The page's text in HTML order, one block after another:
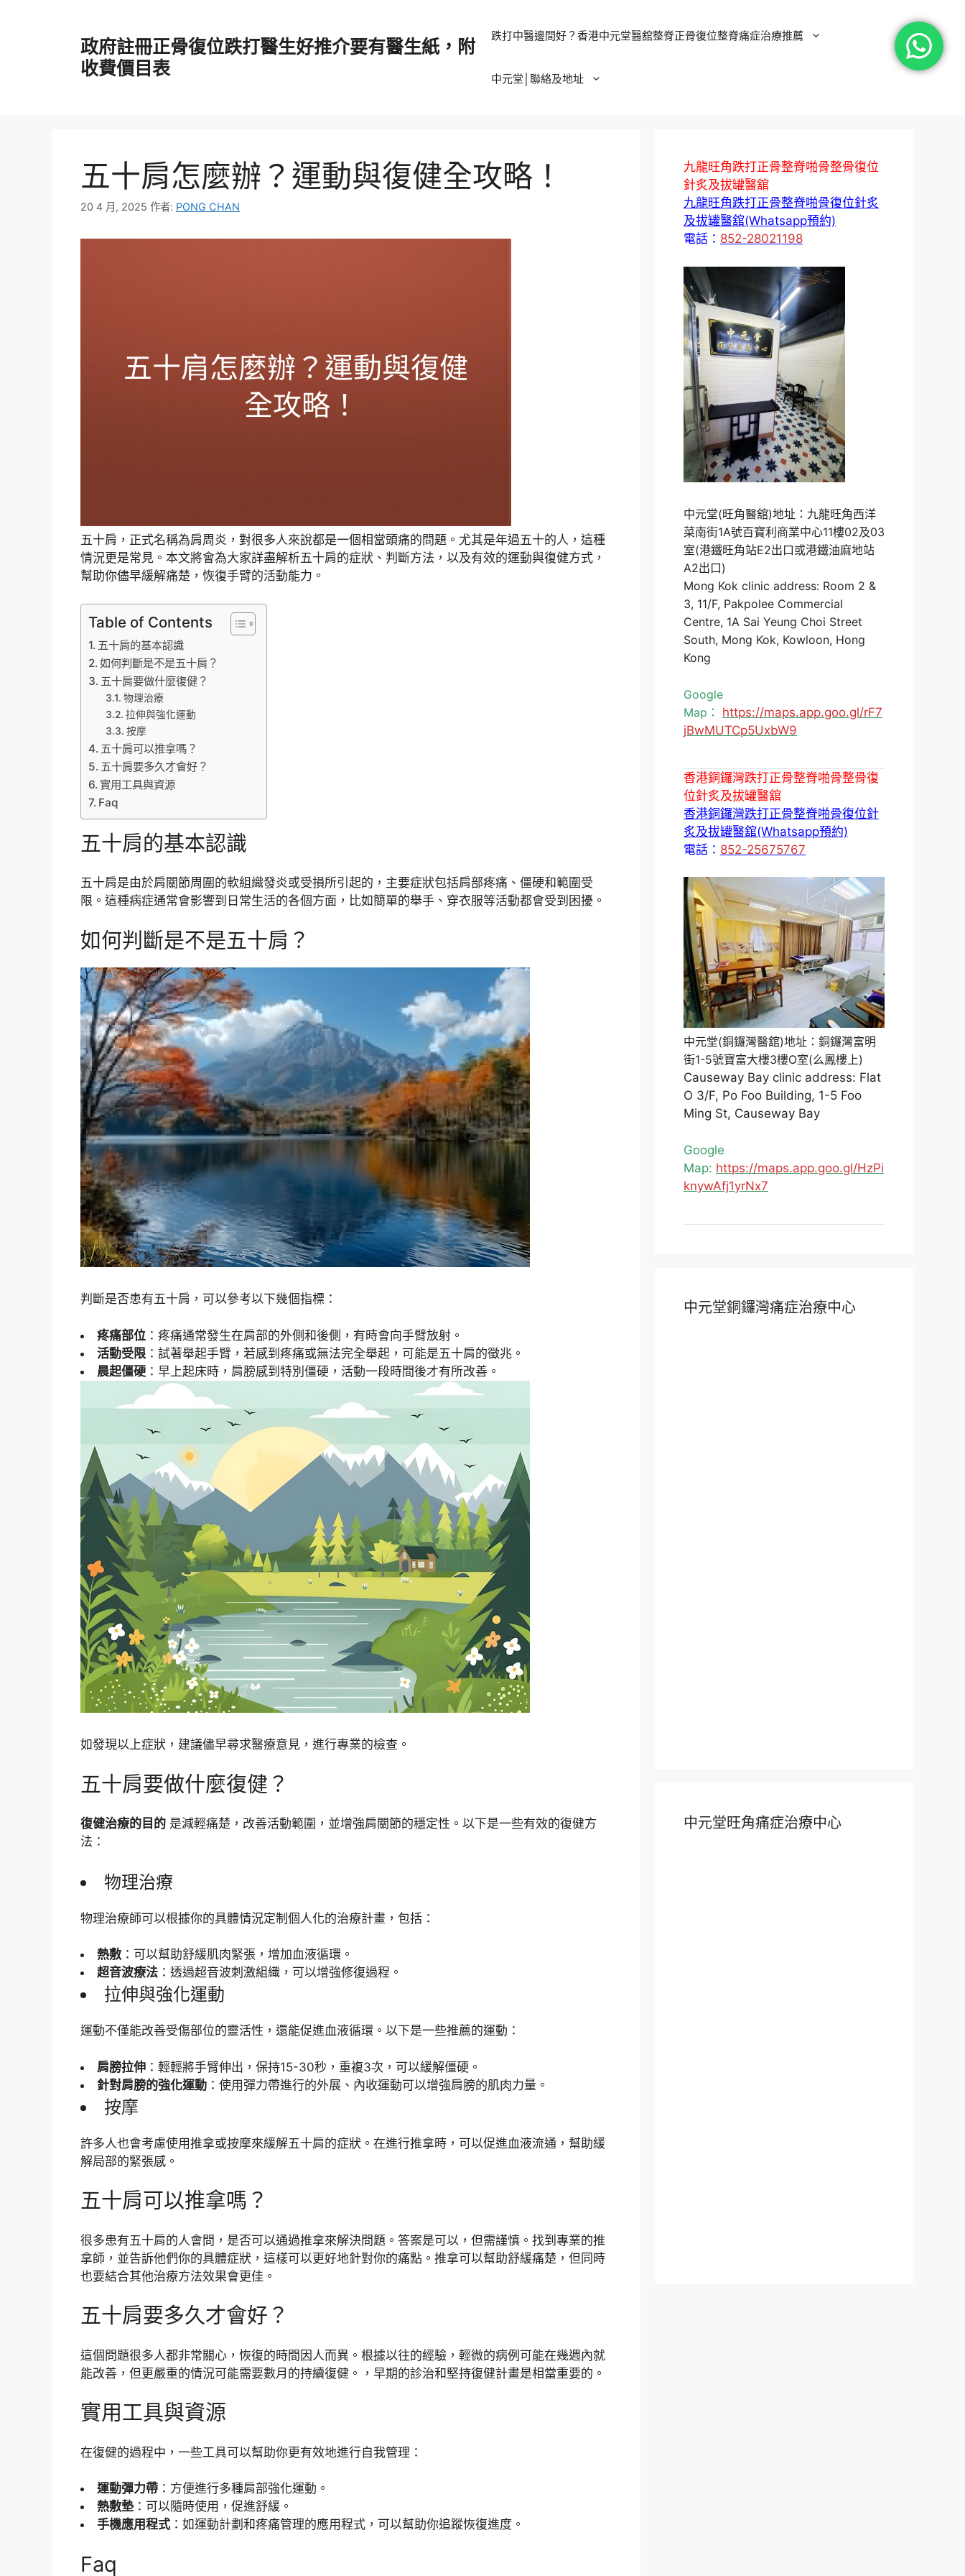
政府註冊正骨復位跌打醫生好推介要有醫生紙，附
收費價目表
跌打中醫邊間好？香港中元堂醫舘整脊正骨復位整脊痛症治療推薦
中元堂│聯絡及地址
五十肩怎麼辦？運動與復健全攻略！
20 4 月, 2025 作者: PONG CHAN
五十肩，正式名稱為肩周炎，對很多人來說都是一個相當頭痛的問題。尤其是年過五十的人，這種
情況更是常見。本文將會為大家詳盡解析五十肩的症狀、判斷方法，以及有效的運動與復健方式，
幫助你儘早緩解痛楚，恢復手臂的活動能力。
Table of Contents
五十肩的基本認識
如何判斷是不是五十肩？
五十肩要做什麼復健？
物理治療
拉伸與強化運動
按摩
五十肩可以推拿嗎？
五十肩要多久才會好？
實用工具與資源
Faq
五十肩的基本認識
五十肩是由於肩關節周圍的軟組織發炎或受損所引起的，主要症狀包括肩部疼痛、僵硬和範圍受
限。這種病症通常會影響到日常生活的各個方面，比如簡單的舉手、穿衣服等活動都會受到困擾。
如何判斷是不是五十肩？
判斷是否患有五十肩，可以參考以下幾個指標：
疼痛部位 ：疼痛通常發生在肩部的外側和後側，有時會向手臂放射。
活動受限 ：試著舉起手臂，若感到疼痛或無法完全舉起，可能是五十肩的徵兆。
晨起僵硬 ：早上起床時，肩膀感到特別僵硬，活動一段時間後才有所改善。
如發現以上症狀，建議儘早尋求醫療意見，進行專業的檢查。
五十肩要做什麼復健？
復健治療的目的 是減輕痛楚，改善活動範圍，並增強肩關節的穩定性。以下是一些有效的復健方
法：
物理治療
物理治療師可以根據你的具體情況定制個人化的治療計畫，包括：
熱敷 ：可以幫助舒緩肌肉緊張，增加血液循環。
超音波療法 ：透過超音波刺激組織，可以增強修復過程。
拉伸與強化運動
運動不僅能改善受傷部位的靈活性，還能促進血液循環。以下是一些推薦的運動：
肩膀拉伸 ：輕輕將手臂伸出，保持15-30秒，重複3次，可以緩解僵硬。
針對肩膀的強化運動 ：使用彈力帶進行的外展、內收運動可以增強肩膀的肌肉力量。
按摩
許多人也會考慮使用推拿或按摩來緩解五十肩的症狀。在進行推拿時，可以促進血液流通，幫助緩
解局部的緊張感。
五十肩可以推拿嗎？
很多患有五十肩的人會問，是否可以通過推拿來解決問題。答案是可以，但需謹慎。找到專業的推
拿師，並告訴他們你的具體症狀，這樣可以更好地針對你的痛點。推拿可以幫助舒緩痛楚，但同時
也要結合其他治療方法效果會更佳。
五十肩要多久才會好？
這個問題很多人都非常關心，恢復的時間因人而異。根據以往的經驗，輕微的病例可能在幾週內就
能改善，但更嚴重的情況可能需要數月的持續復健。，早期的診治和堅持復健計畫是相當重要的。
實用工具與資源
在復健的過程中，一些工具可以幫助你更有效地進行自我管理：
運動彈力帶 ：方便進行多種肩部強化運動。
熱敷墊 ：可以隨時使用，促進舒緩。
手機應用程式 ：如運動計劃和疼痛管理的應用程式，可以幫助你追蹤恢復進度。
Faq
九龍旺角跌打正骨整脊啪骨整骨復位
針炙及拔罐醫舘
九龍旺角跌打正骨整脊啪骨復位針炙
及拔罐醫舘(Whatsapp預約)
電話： 852-28021198
中元堂(旺角醫舘)地址：九龍旺角西洋
菜南街1A號百寶利商業中心11樓02及03
室(港鐵旺角站E2出口或港鐵油麻地站
A2出口)
Mong Kok clinic address: Room 2 &
3, 11/F, Pakpolee Commercial
Centre, 1A Sai Yeung Choi Street
South, Mong Kok, Kowloon, Hong
Kong
Google
Map： https://maps.app.goo.gl/rF7
jBwMUTCp5UxbW9
香港銅鑼灣跌打正骨整脊啪骨整骨復
位針炙及拔罐醫舘
香港銅鑼灣跌打正骨整脊啪骨復位針
炙及拔罐醫舘(Whatsapp預約)
電話： 852-25675767
中元堂(銅鑼灣醫舘)地址：銅鑼灣富明
街1-5號寶富大樓3樓O室(么鳳樓上)
Causeway Bay clinic address: Flat
O 3/F, Po Foo Building, 1-5 Foo
Ming St, Causeway Bay
Google
Map: https://maps.app.goo.gl/HzPi
knywAfj1yrNx7
中元堂銅鑼灣痛症治療中心
中元堂旺角痛症治療中心